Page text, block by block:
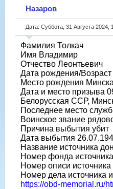
Назаров
Дата: Суббота, 31 Августа
Фамилия Толкач
Имя Владимир
Отчество Леонтьевич
Дата рождения/
Место рождения
Дата и место призыва
Белорусская ССР,
Последнее место
Воинское звание
Причина выбытия убит
Дата выбытия
Название источника
Номер фонда
Номер описи
Номер дела источника
https://obd-memorial.ru/